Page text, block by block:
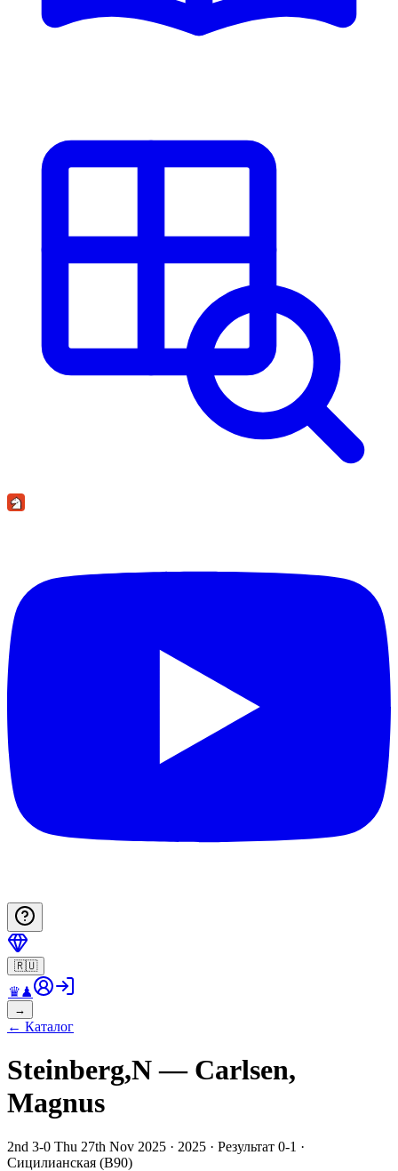
🇷🇺
♛♟
→
← Каталог
Steinberg,N — Carlsen,
Magnus
2nd 3-0 Thu 27th Nov 2025 · 2025 · Результат 0-1 ·
Сицилианская (B90)